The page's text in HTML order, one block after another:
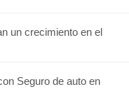
un crecimiento en el
Seguro de auto en